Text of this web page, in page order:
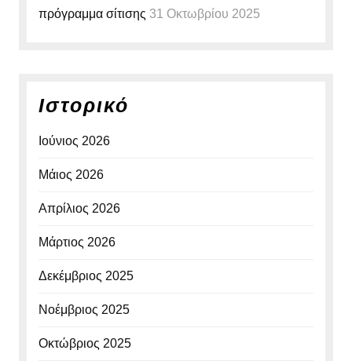
πρόγραμμα σίτισης 31 Οκτωβρίου 2025
Ιστορικό
Ιούνιος 2026
Μάιος 2026
Απρίλιος 2026
Μάρτιος 2026
Δεκέμβριος 2025
Νοέμβριος 2025
Οκτώβριος 2025